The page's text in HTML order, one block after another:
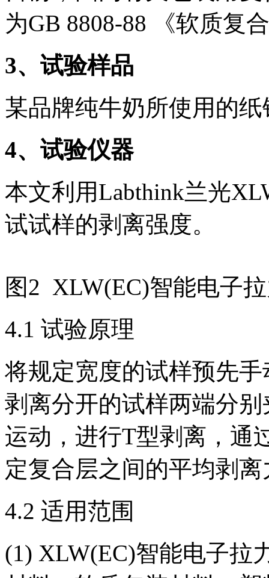
为GB 8808-88 《软质复
3、试验样品
某品牌纯牛奶所使用的
4、试验仪器
本文利用Labthink兰光
试试样的剥离强度。
图2 XLW(EC)智能电子
4.1 试验原理
将规定宽度的试样预先
剥离分开的试样两端分
运动，进行T型剥离，通
定复合层之间的平均剥离
4.2 适用范围
(1) XLW(EC)智能电子拉